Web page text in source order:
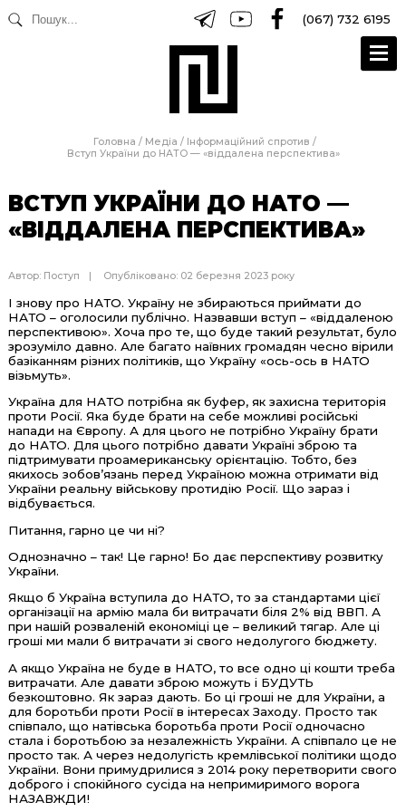
(067) 732 6195
Головна / Медіа / Інформаційний спротив /
Вступ України до НАТО — «віддалена перспектива»
ВСТУП УКРАЇНИ ДО НАТО —
«ВІДДАЛЕНА ПЕРСПЕКТИВА»
Автор: Поступ Опубліковано: 02 березня 2023 року
І знову про НАТО. Україну не збираються приймати до
НАТО – оголосили публічно. Назвавши вступ – «віддаленою
перспективою». Хоча про те, що буде такий результат, було
зрозуміло давно. Але багато наївних громадян чесно вірили
базіканням різних політиків, що Україну «ось-ось в НАТО
візьмуть».
Україна для НАТО потрібна як буфер, як захисна територія
проти Росії. Яка буде брати на себе можливі російські
напади на Європу. А для цього не потрібно Україну брати
до НАТО. Для цього потрібно давати Україні зброю та
підтримувати проамериканську орієнтацію. Тобто, без
якихось зобов’язань перед Україною можна отримати від
України реальну військову протидію Росії. Що зараз і
відбувається.
Питання, гарно це чи ні?
Однозначно – так! Це гарно! Бо дає перспективу розвитку
України.
Якщо б Україна вступила до НАТО, то за стандартами цієї
організації на армію мала би витрачати біля 2% від ВВП. А
при нашій розваленій економіці це – великий тягар. Але ці
гроші ми мали б витрачати зі свого недолугого бюджету.
А якщо Україна не буде в НАТО, то все одно ці кошти треба
витрачати. Але давати зброю можуть і БУДУТЬ
безкоштовно. Як зараз дають. Бо ці гроші не для України, а
для боротьби проти Росії в інтересах Заходу. Просто так
співпало, що натівська боротьба проти Росії одночасно
стала і боротьбою за незалежність України. А співпало це не
просто так. А через недолугість кремлівської політики щодо
України. Вони примудрилися з 2014 року перетворити свого
доброго і спокійного сусіда на непримиримого ворога
НАЗАВЖДИ!